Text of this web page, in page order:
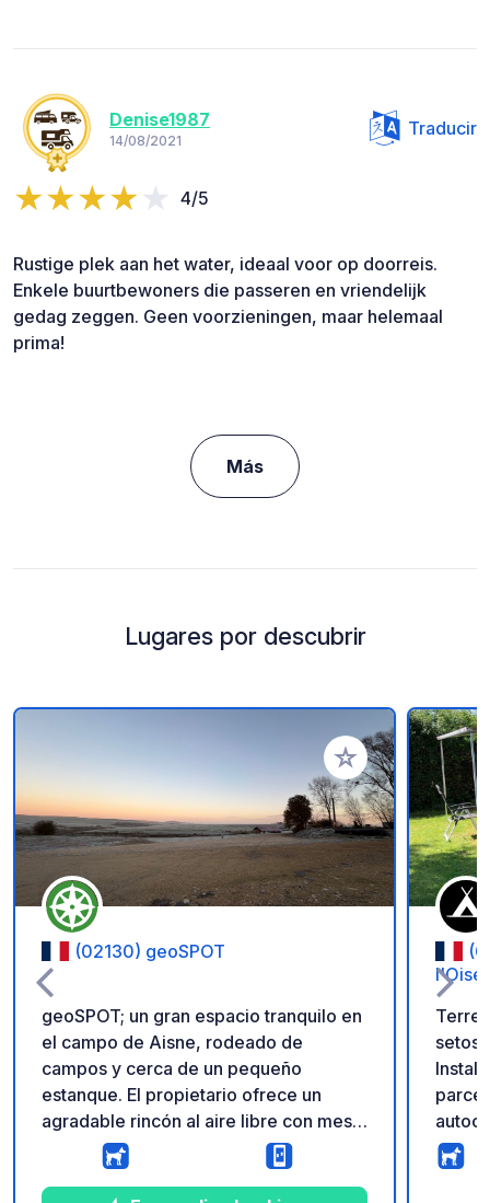
Denise1987
14/08/2021
Traducir
4/5
Rustige plek aan het water, ideaal voor op doorreis.
Enkele buurtbewoners die passeren en vriendelijk
gedag zeggen. Geen voorzieningen, maar helemaal
prima!
Más
Lugares por descubrir
Añadir a tus
(02130) geoSPOT
geoSPOT; un gran espacio tranquilo en
el campo de Aisne, rodeado de
campos y cerca de un pequeño
estanque. El propietario ofrece un
agradable rincón al aire libre con mesa
y sillas. -> Acceso fácil Mesa y sillas
junto al estanque con barbacoa.
setos.